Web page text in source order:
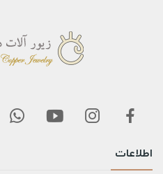
اطلاعات